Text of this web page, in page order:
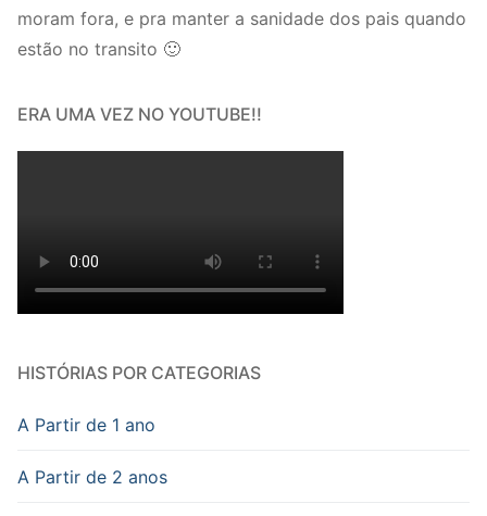
moram fora, e pra manter a sanidade dos pais quando
estão no transito 🙂
ERA UMA VEZ NO YOUTUBE!!
HISTÓRIAS POR CATEGORIAS
A Partir de 1 ano
A Partir de 2 anos